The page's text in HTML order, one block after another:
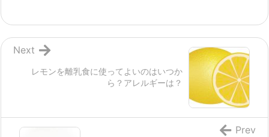
レモンを離乳食に使ってよいのはいつか
ら？アレルギーは？
Next
Prev